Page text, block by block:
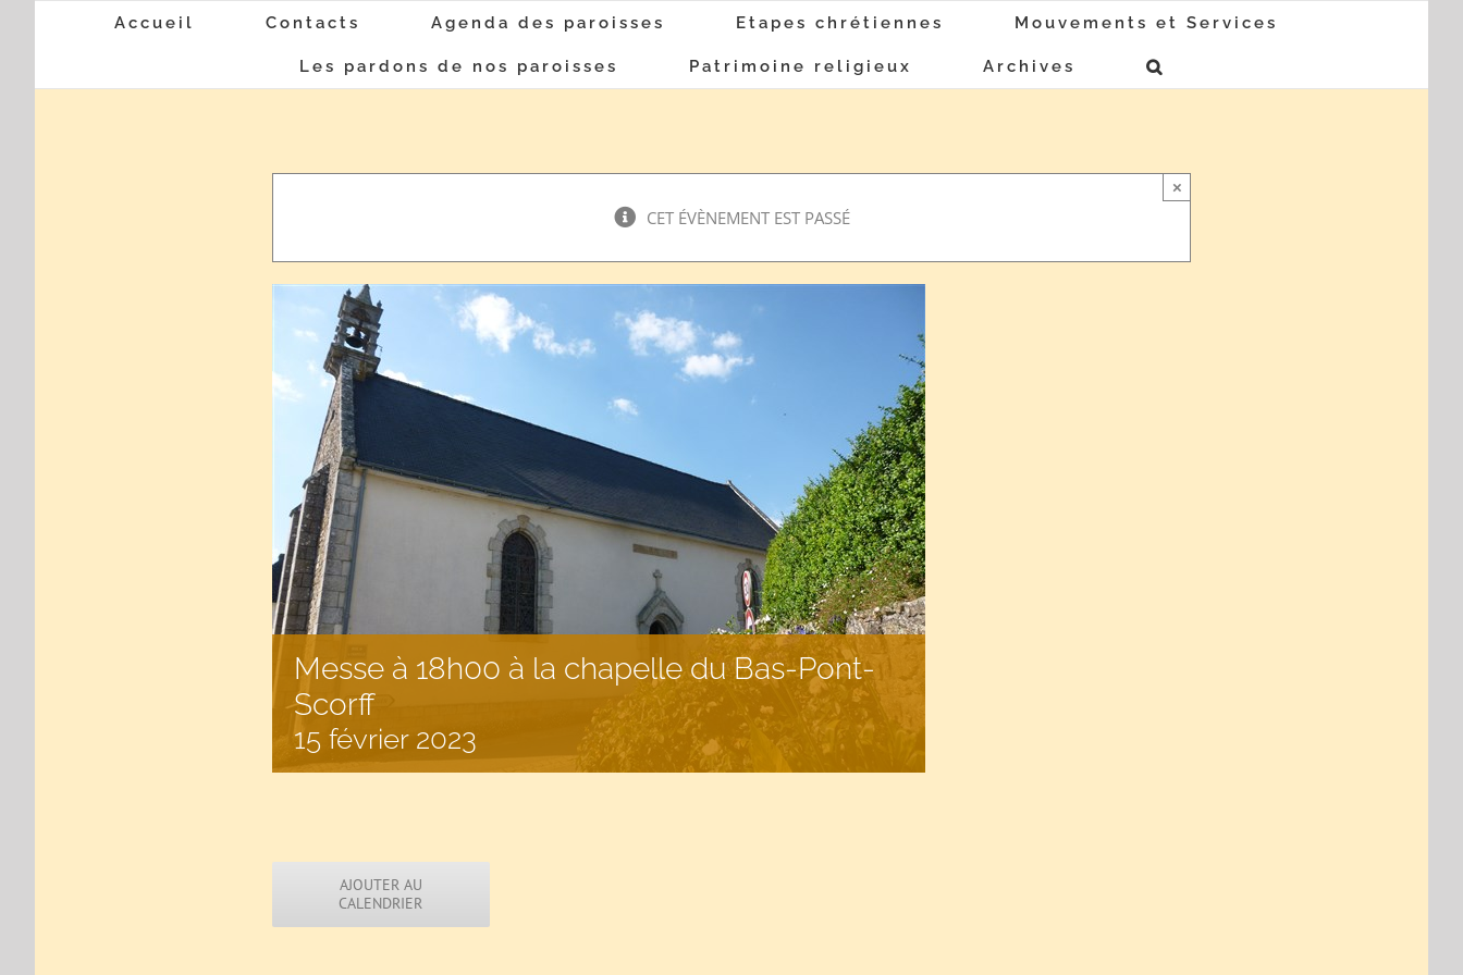
Accueil Contacts Agenda des paroisses Etapes chrétiennes Mouvements et Services
Les pardons de nos paroisses Patrimoine religieux Archives
CET ÉVÈNEMENT EST PASSÉ
×
Messe à 18h00 à la chapelle du Bas-Pont-
Scorff
15 février 2023
AJOUTER AU
CALENDRIER